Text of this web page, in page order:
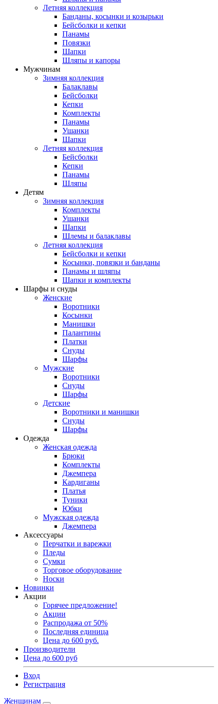
Летняя коллекция
Банданы, косынки и козырьки
Бейсболки и кепки
Панамы
Повязки
Шапки
Шляпы и капоры
Мужчинам
Зимняя коллекция
Балаклавы
Бейсболки
Кепки
Комплекты
Панамы
Ушанки
Шапки
Летняя коллекция
Бейсболки
Кепки
Панамы
Шляпы
Детям
Зимняя коллекция
Комплекты
Ушанки
Шапки
Шлемы и балаклавы
Летняя коллекция
Бейсболки и кепки
Косынки, повязки и банданы
Панамы и шляпы
Шапки и комплекты
Шарфы и снуды
Женские
Воротники
Косынки
Манишки
Палантины
Платки
Снуды
Шарфы
Мужские
Воротники
Снуды
Шарфы
Детские
Воротники и манишки
Снуды
Шарфы
Одежда
Женская одежда
Брюки
Комплекты
Джемпера
Кардиганы
Платья
Туники
Юбки
Мужская одежда
Джемпера
Аксессуары
Перчатки и варежки
Пледы
Сумки
Торговое оборудование
Носки
Новинки
Акции
Горячее предложение!
Акции
Распродажа от 50%
Последняя единица
Цена до 600 руб.
Производители
Цена до 600 руб
Вход
Регистрация
Женщинам